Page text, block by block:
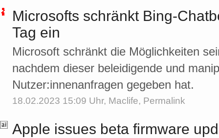
Microsofts schränkt Bing-
Tag ein
Microsoft schränkt die Möglichkeiten
nachdem dieser beleidigende und
Nutzer:innenanfragen gegeben hat.
18.02.2023 15:09 Uhr, Maclife, Permalink
Apple issues beta firmware